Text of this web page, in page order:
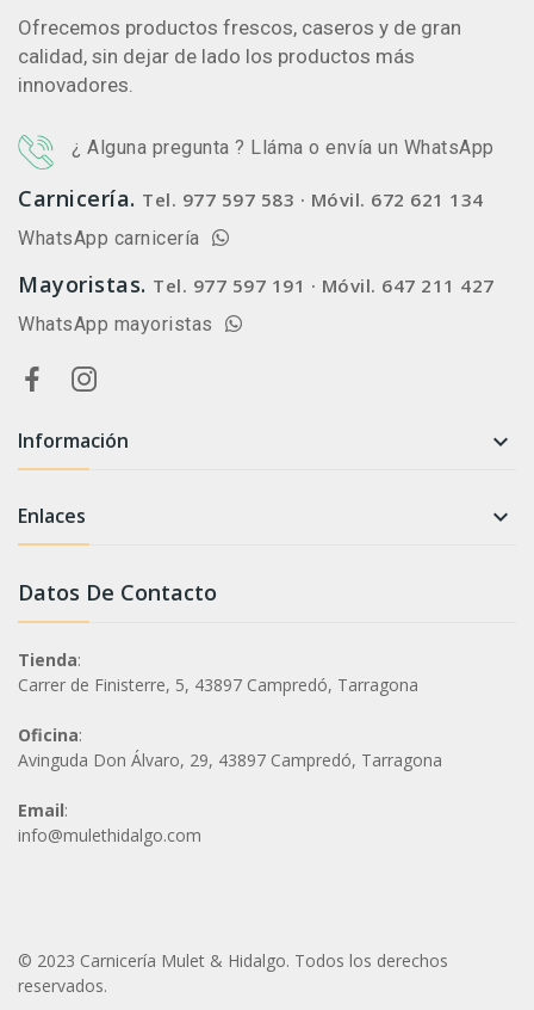
Ofrecemos productos frescos, caseros y de gran
calidad, sin dejar de lado los productos más
innovadores.
¿ Alguna pregunta ? Lláma o envía un WhatsApp
Carnicería. Tel. 977 597 583 · Móvil. 672 621 134
WhatsApp carnicería
Mayoristas. Tel. 977 597 191 · Móvil. 647 211 427
WhatsApp mayoristas
Información 
Enlaces 
Datos De Contacto
Tienda:
Carrer de Finisterre, 5, 43897 Campredó, Tarragona
Oficina:
Avinguda Don Álvaro, 29, 43897 Campredó, Tarragona
Email:
info@mulethidalgo.com
© 2023 Carnicería Mulet & Hidalgo. Todos los derechos
reservados.